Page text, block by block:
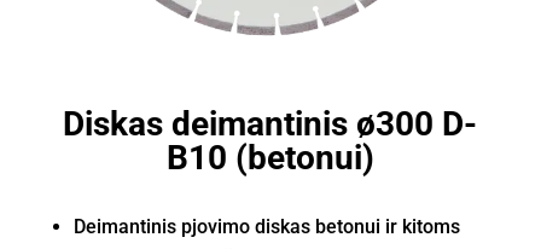
Diskas deimantinis ø300 D-
B10 (betonui)
Deimantinis pjovimo diskas betonui ir kitoms